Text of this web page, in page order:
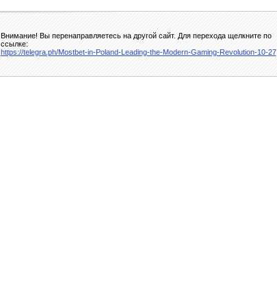
Внимание! Вы перенаправляетесь на другой сайт. Для перехода щелкните по
ссылке:
https://telegra.ph/Mostbet-in-Poland-Leading-the-Modern-Gaming-Revolution-10-27